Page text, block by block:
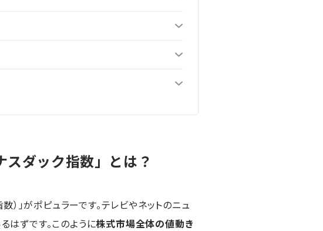
ダック指数」とは？
）」がポピュラーです。テレビやネットのニュ
はずです。このように株式市場全体の値動き